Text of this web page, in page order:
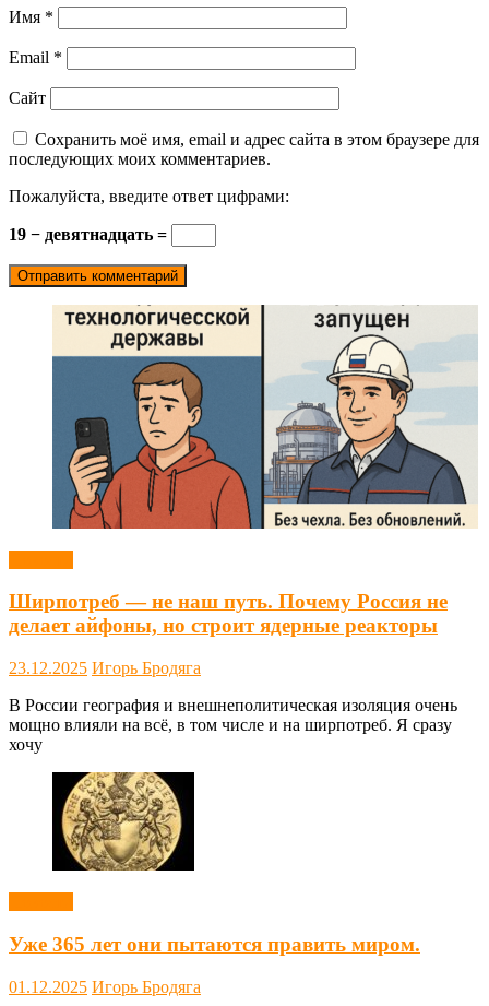
Имя *
Email *
Сайт
Сохранить моё имя, email и адрес сайта в этом браузере для
последующих моих комментариев.
Пожалуйста, введите ответ цифрами:
19 − девятнадцать =
Ширпотреб — не наш путь. Почему Россия не
делает айфоны, но строит ядерные реакторы
23.12.2025 Игорь Бродяга
В России география и внешнеполитическая изоляция очень
мощно влияли на всё, в том числе и на ширпотреб. Я сразу
хочу
Уже 365 лет они пытаются править миром.
01.12.2025 Игорь Бродяга